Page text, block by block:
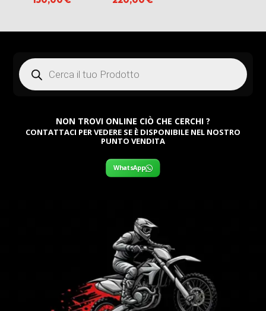
Products
search
NON TROVI ONLINE CIÒ CHE CERCHI ?
CONTATTACI PER VEDERE SE È DISPONIBILE NEL NOSTRO
PUNTO VENDITA
WhatsApp